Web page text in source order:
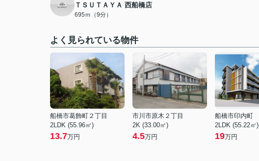
ＴＳＵＴＡＹＡ 西船橋店
695ｍ（9分）
よく見られている物件
船橋市葛飾町２丁目
2LDK (55.96㎡)
13.7万円
市川市原木２丁目
2K (33.00㎡)
4.5万円
船橋市印内町
2LDK (55.22㎡)
19万円